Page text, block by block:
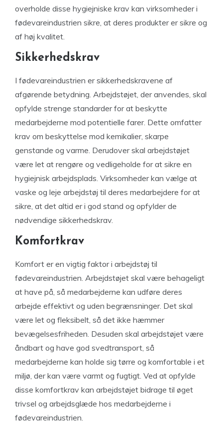
overholde disse hygiejniske krav kan virksomheder i
fødevareindustrien sikre, at deres produkter er sikre og
af høj kvalitet.
Sikkerhedskrav
I fødevareindustrien er sikkerhedskravene af
afgørende betydning. Arbejdstøjet, der anvendes, skal
opfylde strenge standarder for at beskytte
medarbejderne mod potentielle farer. Dette omfatter
krav om beskyttelse mod kemikalier, skarpe
genstande og varme. Derudover skal arbejdstøjet
være let at rengøre og vedligeholde for at sikre en
hygiejnisk arbejdsplads. Virksomheder kan vælge at
vaske og leje arbejdstøj til deres medarbejdere for at
sikre, at det altid er i god stand og opfylder de
nødvendige sikkerhedskrav.
Komfortkrav
Komfort er en vigtig faktor i arbejdstøj til
fødevareindustrien. Arbejdstøjet skal være behageligt
at have på, så medarbejderne kan udføre deres
arbejde effektivt og uden begrænsninger. Det skal
være let og fleksibelt, så det ikke hæmmer
bevægelsesfriheden. Desuden skal arbejdstøjet være
åndbart og have god svedtransport, så
medarbejderne kan holde sig tørre og komfortable i et
miljø, der kan være varmt og fugtigt. Ved at opfylde
disse komfortkrav kan arbejdstøjet bidrage til øget
trivsel og arbejdsglæde hos medarbejderne i
fødevareindustrien.